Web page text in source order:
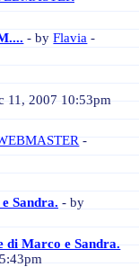
- byFlavia -
11, 2007 10:53pm
-
Sandra. - by
di Marco e Sandra.